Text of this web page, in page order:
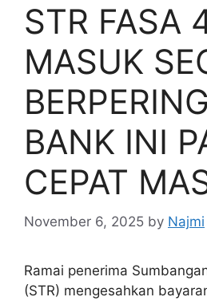
STR FASA
MASUK
BANK INI
CEPAT
November 6, 2025 by Najmi
Ramai penerima
(STR) mengesahkan